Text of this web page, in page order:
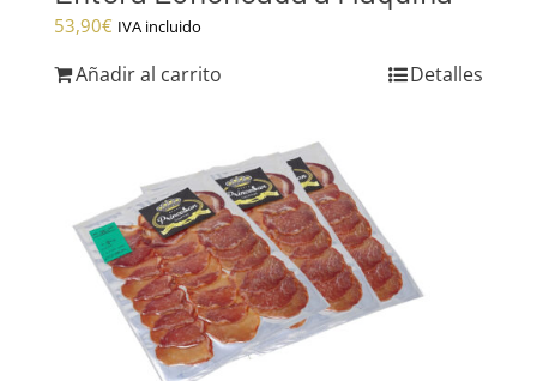
53,90€ IVA incluido
Añadir al carrito Detalles